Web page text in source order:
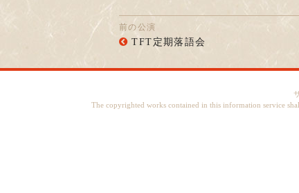
前の公演
TFT定期落語会
The copyrighted works contained in this information service